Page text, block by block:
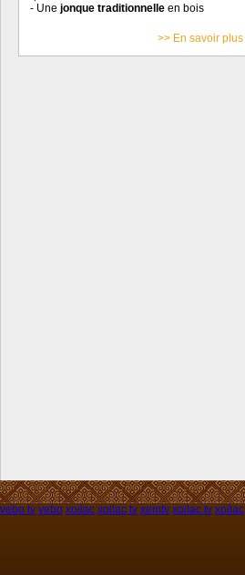
- Une jonque traditionnelle en bois
>> En savoir plus
vebo tv vebo xoilac xoilac tv xemtv xoilac tv xoilac